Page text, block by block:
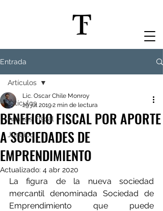
Entrada
Artículos
Análisis Fiscal
Jurídico
Artículos
BENEFICIO FISCAL POR APORTE
A SOCIEDADES DE
EMPRENDIMIENTO
Lic. Oscar Chile Monroy
29 jul 20192 min de lectura
Actualizado: 4 abr 2020
La figura de la nueva sociedad
mercantil denominada Sociedad de
Emprendimiento que puede